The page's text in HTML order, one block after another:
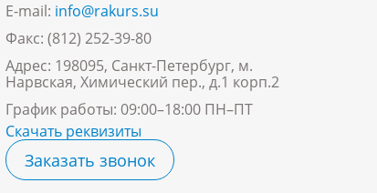
E-mail: info@rakurs.su
Факс: (812) 252-39-80
Адрес: 198095, Санкт-Петербург, м.
Нарвская, Химический пер., д.1 корп.2
График работы: 09:00–18:00 ПН–ПТ
Скачать реквизиты
Заказать звонок